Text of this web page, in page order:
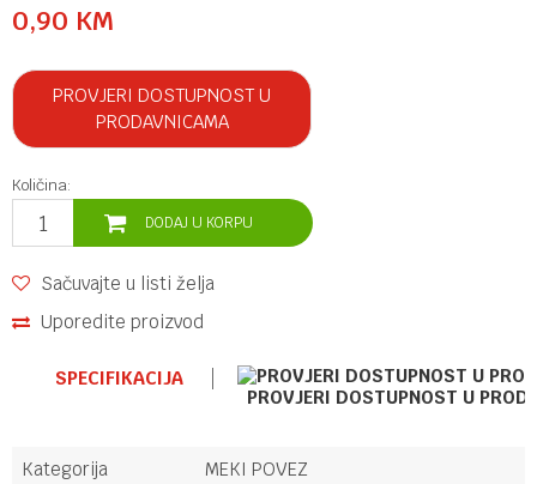
0,90 KM
PROVJERI DOSTUPNOST U
PRODAVNICAMA
Količina:
DODAJ U KORPU
Sačuvajte u listi želja
Uporedite proizvod
SPECIFIKACIJA
PROVJERI DOSTUPNOST U
Kategorija
MEKI POVEZ